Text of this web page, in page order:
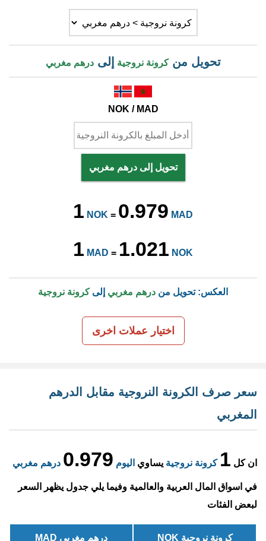
تحويل منكرونة نروجية إلىدرهم مغربي
NOK / MAD
تحويل إلى درهم مغربي
1 NOK = 0.979 MAD
1 MAD = 1.021 NOK
العكس: تحويل من درهم مغربي إلىكرونة نروجية
اختيار عملات اخرى
سعر صرف الكرونة النروجية مقابل الدرهم
المغربي
ان كل 1 كرونة نروجية يساوي اليوم 0.979 درهم مغربي
في اسواق المال العربية والعالمية وفيما يلي جدول يظهر السعر
لبعض الفئات
كرونة نروجية NOK درهم مغربي MAD